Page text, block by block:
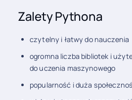
Zalety Pythona
czytelny i łatwy do nauczenia
ogromna liczba bibliotek i
do uczenia maszynowego
popularność i duża